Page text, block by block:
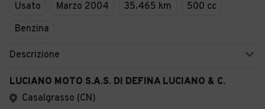
Usato Marzo 2004 35.465 km
500 cc
Benzina
Descrizione
LUCIANO MOTO S.A.S. DI DEFINA LUCIANO & C.
Casalgrasso (CN)